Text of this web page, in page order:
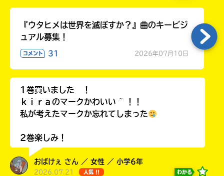
『ウタヒメは世界を滅ぼすか？』曲のキービジ
ュアル募集！
コメント 31 2026年07月10日
1巻買いました ！
ｋｉｒａのマークかわいい ~ ！！
私が考えたマークか忘れてしまった
2巻楽しみ！
おばけぇ さん ／ 女性 ／ 小学6年
2026.07.21 人気 !! わかる